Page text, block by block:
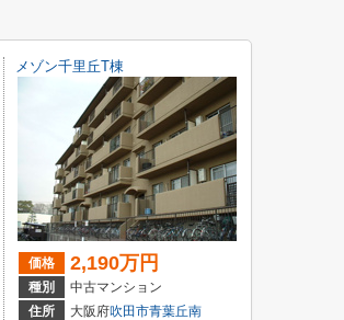
メゾン千里丘T棟
価格 2,190万円
種別
中古マンション
住所
大阪府吹田市青葉丘南